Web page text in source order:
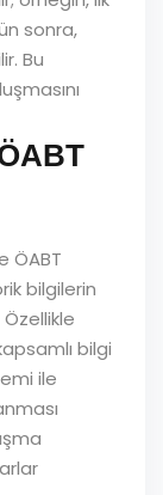
sonra,
Bu
ÖABT
bilgilerin
Özellikle
bilgi
ile